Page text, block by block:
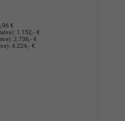
€
: 1.152,- €
: 2.736,- €
: 4.224,- €